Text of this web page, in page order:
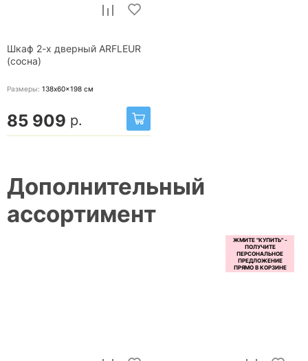
Шкаф 2-х дверный ARFLEUR
(сосна)
Размеры: 138x60x198 см
85 909 р.
Дополнительный
ассортимент